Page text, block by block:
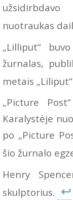
užsidirbdavo
nuotraukas
„Lilliput“
žurnalas,
metais
„Picture
Karalystėje
po „Picture
šio žurnalo
Henry
skulptorius. ↩